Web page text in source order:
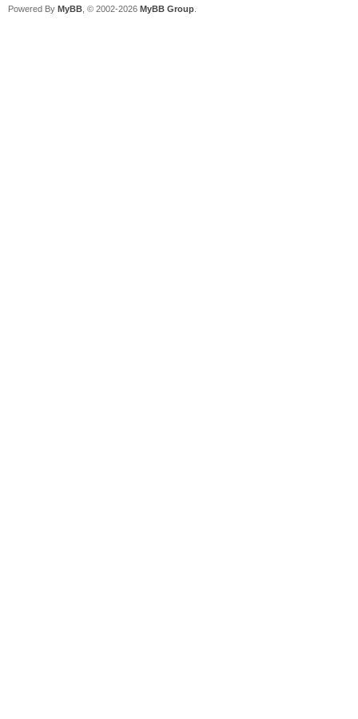
Powered By MyBB , © 2002-2026 MyBB Group